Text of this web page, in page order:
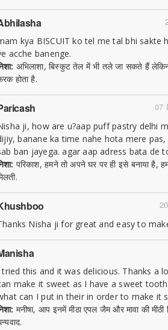
kya BISCUIT ko tel me tal bhi sakte
acche banenge.
अभिलाशा, बिस्कुट तेल में भी तले जा सकते हैं
होता है.
07
ji, how are u?aap puff pastry delhi
banane ka time nahe hota mere
ban jayega. agar aap adress bata de
परिकाश, हमने तो अपने घर पर ही इसे बनाया है,
Nisha ji for great and easy to
tried this and it was delicious. Thanks a
make it sweet as I have a sweet
can I put in their in order to make it
मनीषा, आप इनमें मीठा एपल जैम और मावा की